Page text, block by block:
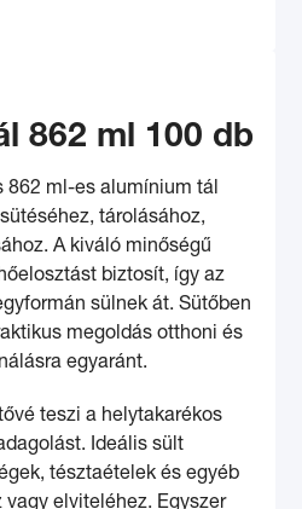
862 ml 100 db
862 ml-es alumínium tál
tárolásához,
A kiváló minőségű
biztosít, így az
sülnek át. Sütőben
megoldás otthoni és
egyaránt.
teszi a helytakarékos
Ideális sült
tésztaételek és egyéb
elviteléhez. Egyszer